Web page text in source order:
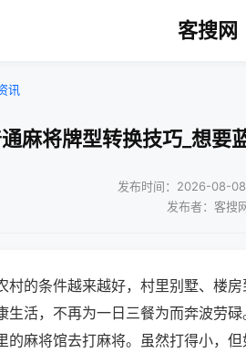
客搜网
讯
麻将牌型转换技巧_想要
发布时间：2026-08-08
发布者：客搜
村的条件越来越好，村里别墅、楼
生活，不再为一日三餐为而奔波劳
的麻将馆去打麻将。虽然打得小，但